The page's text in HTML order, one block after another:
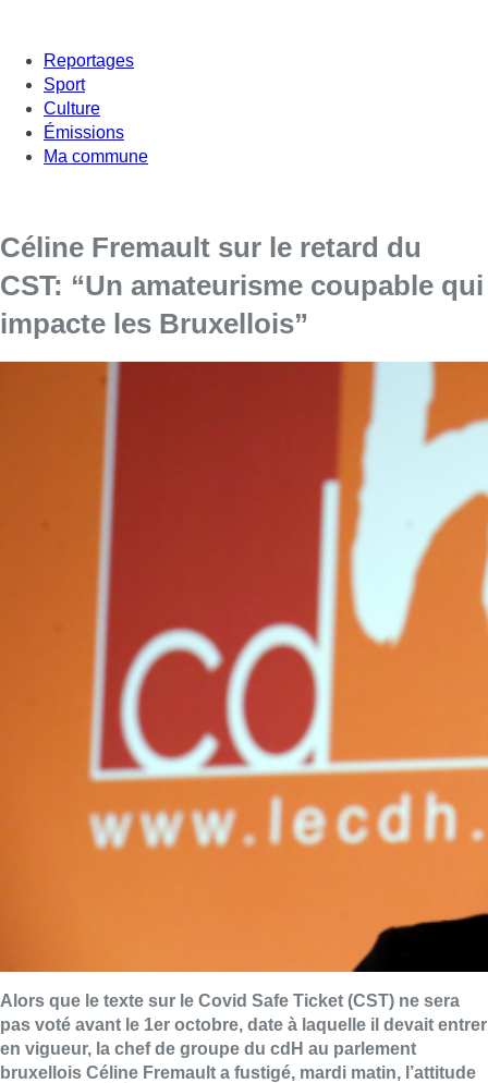
Reportages
Sport
Culture
Émissions
Ma commune
Céline Fremault sur le retard du
CST: “Un amateurisme coupable qui
impacte les Bruxellois”
Alors que le texte sur le Covid Safe Ticket (CST) ne sera
pas voté avant le 1er octobre, date à laquelle il devait entrer
en vigueur, la chef de groupe du cdH au parlement
bruxellois Céline Fremault a fustigé, mardi matin, l’attitude